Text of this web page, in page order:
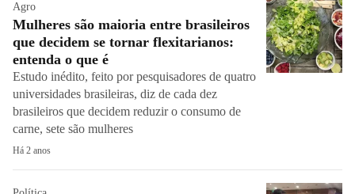
Agro
Mulheres são maioria entre brasileiros
que decidem se tornar flexitarianos:
entenda o que é
Estudo inédito, feito por pesquisadores de quatro
universidades brasileiras, diz de cada dez
brasileiros que decidem reduzir o consumo de
carne, sete são mulheres
Há 2 anos